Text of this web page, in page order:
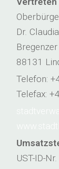
Dr.
88131
Telefon:
Telefax:
UST-ID-